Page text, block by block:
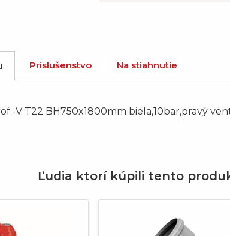
Príslušenstvo Na stiahnutie
V T22 BH750x1800mm biela,10bar,pravý
Ľudia ktorí kúpili tento